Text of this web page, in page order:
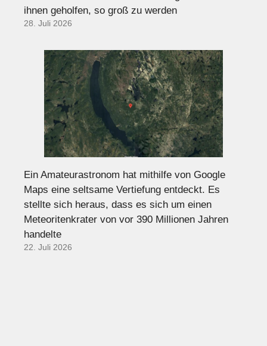
ihnen geholfen, so groß zu werden
28. Juli 2026
Ein Amateurastronom hat mithilfe von Google
Maps eine seltsame Vertiefung entdeckt. Es
stellte sich heraus, dass es sich um einen
Meteoritenkrater von vor 390 Millionen Jahren
handelte
22. Juli 2026